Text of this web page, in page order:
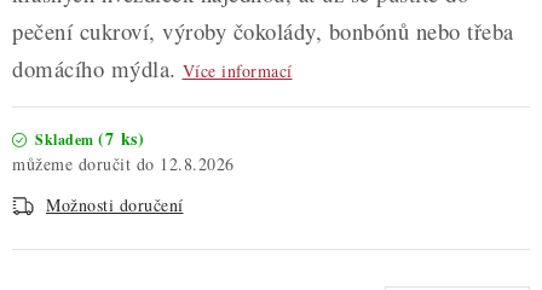
pečení cukroví, výroby čokolády, bonbónů nebo třeba
domácího mýdla. Více informací
Skladem (7 ks)
12.8.2026
Možnosti doručení